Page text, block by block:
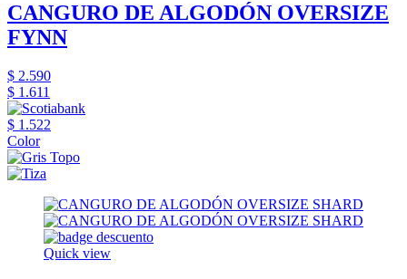
CANGURO DE ALGODÓN OVERSIZE
FYNN
$ 2.590
$ 1.611
$ 1.522
Color
Quick view